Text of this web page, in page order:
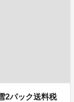
2パック送料税